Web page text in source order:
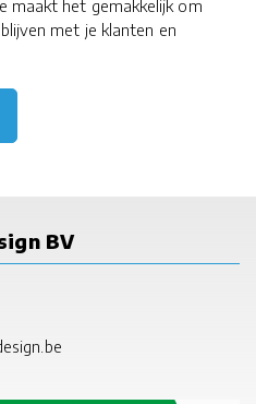
maakt het gemakkelijk om
met je klanten en
BV